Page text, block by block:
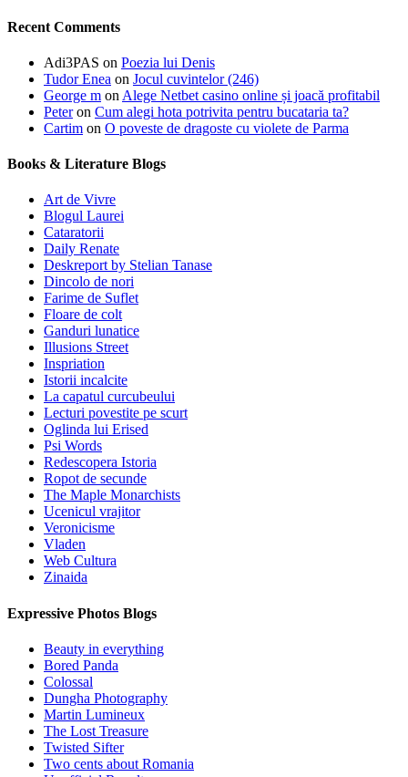
Recent Comments
Adi3PAS on Poezia lui Denis
Tudor Enea on Jocul cuvintelor (246)
George m on Alege Netbet casino online și joacă profitabil
Peteron Cum alegi hota potrivita pentru bucataria ta?
Cartim on O poveste de dragoste cu violete de Parma
Books & Literature Blogs
Art de Vivre
Blogul Laurei
Cataratorii
Daily Renate
Deskreport by Stelian Tanase
Dincolo de nori
Farime de Suflet
Floare de colt
Ganduri lunatice
Illusions Street
Inspriation
Istorii incalcite
La capatul curcubeului
Lecturi povestite pe scurt
Oglinda lui Erised
Psi Words
Redescopera Istoria
Ropot de secunde
The Maple Monarchists
Ucenicul vrajitor
Veronicisme
Vladen
Web Cultura
Zinaida
Expressive Photos Blogs
Beauty in everything
Bored Panda
Colossal
Dungha Photography
Martin Lumineux
The Lost Treasure
Twisted Sifter
Two cents about Romania